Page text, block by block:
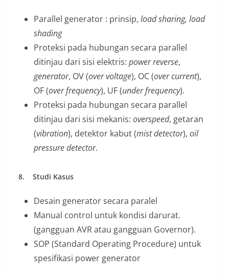
Parallel generator : prinsip, load sharing, load
shading
Proteksi pada hubungan secara parallel
ditinjau dari sisi elektris: power reverse,
generator, OV (over voltage), OC (over current),
OF (over frequency), UF (under frequency).
Proteksi pada hubungan secara parallel
ditinjau dari sisi mekanis: overspeed, getaran
(vibration), detektor kabut (mist detector), oil
pressure detector.
8. Studi Kasus
Desain generator secara paralel
Manual control untuk kondisi darurat.
(gangguan AVR atau gangguan Governor).
SOP (Standard Operating Procedure) untuk
spesifikasi power generator